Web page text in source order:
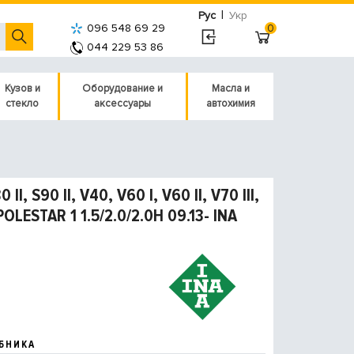
Рус | Укр
096 548 69 29
044 229 53 86
0
Кузов и
стекло
Оборудование и
аксессуары
Масла и
автохимия
II, S90 II, V40, V60 I, V60 II, V70 III,
1 1.5/2.0/2.0H 09.13- INA